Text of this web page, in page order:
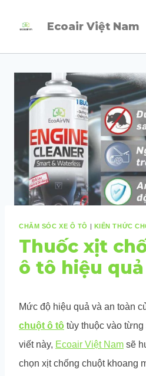
Ecoair Việt Nam
CHĂM SÓC XE Ô TÔ | KIẾN THỨC
Thuốc xịt
ô tô hiệu
Mức độ hiệu quả và an toàn
chuột ô tô tùy thuộc vào
viết này, Ecoair Việt Nam sẽ
chọn xịt chống chuột khoang